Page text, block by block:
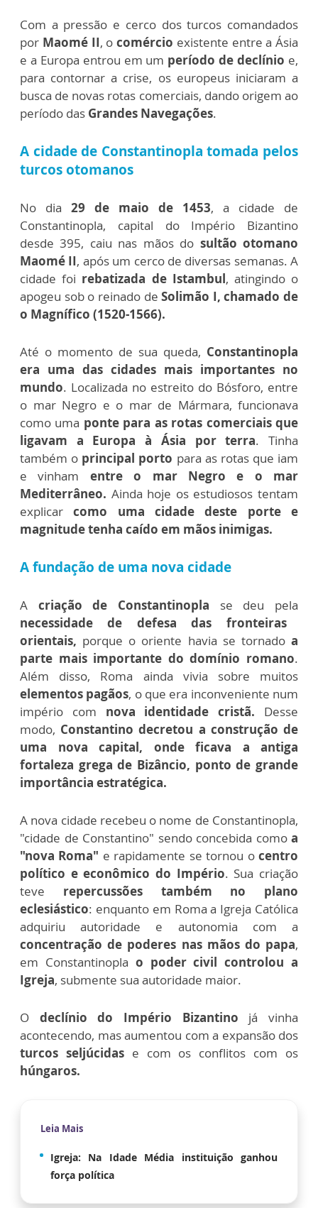
Com a pressão e cerco dos turcos comandados
por Maomé II, o comércio existente entre a Ásia
e a Europa entrou em um período de declínio e,
para contornar a crise, os europeus iniciaram a
busca de novas rotas comerciais, dando origem ao
período das Grandes Navegações.
A cidade de Constantinopla tomada pelos
turcos otomanos
No dia 29 de maio de 1453, a cidade de
Constantinopla, capital do Império Bizantino
desde 395, caiu nas mãos do sultão otomano
Maomé II, após um cerco de diversas semanas. A
cidade foi rebatizada de Istambul, atingindo o
apogeu sob o reinado de Solimão I, chamado de
o Magnífico (1520-1566).
Até o momento de sua queda, Constantinopla
era uma das cidades mais importantes no
mundo. Localizada no estreito do Bósforo, entre
o mar Negro e o mar de Mármara, funcionava
como uma ponte para as rotas comerciais que
ligavam a Europa à Ásia por terra. Tinha
também o principal porto para as rotas que iam
e vinham entre o mar Negro e o mar
Mediterrâneo. Ainda hoje os estudiosos tentam
explicarcomo uma cidade deste porte e
magnitude tenha caído em mãos inimigas.
A fundação de uma nova cidade
A criação de Constantinopla se deu pela
necessidade de defesa das fronteiras
orientais, porque o oriente havia se tornado a
parte mais importante do domínio romano.
Além disso, Roma ainda vivia sobre muitos
elementos pagãos, o que era inconveniente num
império com nova identidade cristã. Desse
modo, Constantino decretou a construção de
uma nova capital, onde ficava a antiga
fortaleza grega de Bizâncio, ponto de grande
importância estratégica.
A nova cidade recebeu o nome de Constantinopla,
"cidade de Constantino" sendo concebida como a
"nova Roma" e rapidamente se tornou ocentro
político e econômico do Império. Sua criação
teve repercussões também no plano
eclesiástico: enquanto em Roma a Igreja Católica
adquiriu autoridade e autonomia com a
concentração de poderes nas mãos do papa,
em Constantinopla o poder civil controlou a
Igreja, submente sua autoridade maior.
O declínio do Império Bizantino já vinha
acontecendo, mas aumentou com a expansão dos
turcos seljúcidase com os conflitos com os
húngaros.
Leia Mais
Igreja: Na Idade Média instituição ganhou
força política